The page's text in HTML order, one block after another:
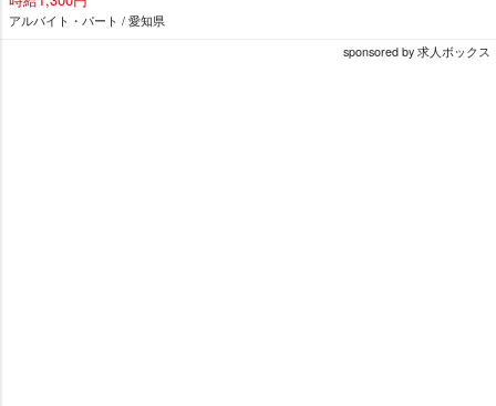
アルバイト・パート / 愛知県
sponsored by 求人ボックス